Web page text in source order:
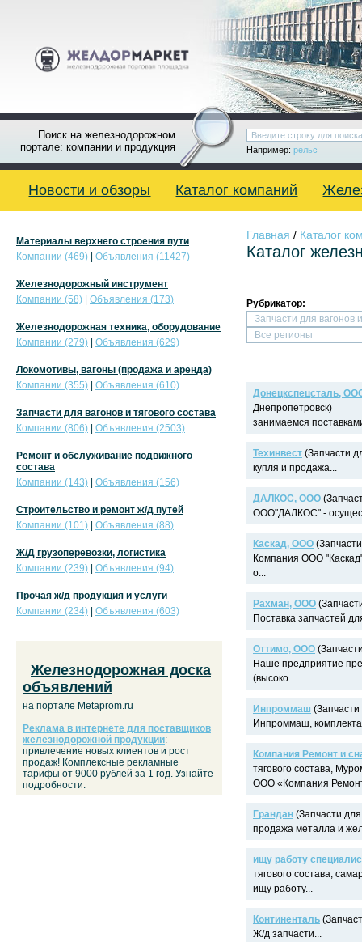
Поиск на железнодорожном
портале: компании и продукция
Например: рельс
Новости и обзоры Каталог компаний
Главная / Каталог
Каталог
Рубрикатор:
Донецкспецсталь,
Днепропетровск)
занимаемся
Техинвест (Запчасти
купля и продажа...
ДАЛКОС, ООО
ООО"ДАЛКОС" -
Каскад, ООО
Компания ООО
о...
Рахман, ООО
Поставка запчастей
Оттимо, ООО
Наше предприятие
(высоко...
Инпроммаш (Запчасти
Инпроммаш,
Компания Ремонт и
тягового состава,
ООО «Компания
Грандан (Запчасти
продажа металла и
ищу работу
тягового состава,
ищу работу...
Континенталь
Ж/д запчасти...
Материалы верхнего строения пути
Компании (469)
Объявления (11427)
Железнодорожный инструмент
Компании (58)
Объявления (173)
Железнодорожная техника, оборудование
Компании (279)
Объявления (629)
Локомотивы, вагоны (продажа и аренда)
Компании (355)
Объявления (610)
Запчасти для вагонов и тягового состава
Компании (806)
Объявления (2503)
Ремонт и обслуживание подвижного
состава
Компании (143)
Объявления (156)
Строительство и ремонт ж/д путей
Компании (101)
Объявления (88)
Ж/Д грузоперевозки, логистика
Компании (239)
Объявления (94)
Прочая ж/д продукция и услуги
Компании (234)
Объявления (603)
Железнодорожная доска
объявлений
на портале Metaprom.ru
Реклама в интернете для поставщиков
железнодорожной продукции:
привлечение новых клиентов и рост
продаж! Комплексные рекламные
тарифы от 9000 рублей за 1 год. Узнайте
подробности.